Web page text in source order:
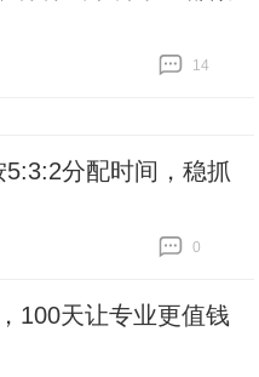
14
分配时间，稳抓
0
100天让专业更值钱